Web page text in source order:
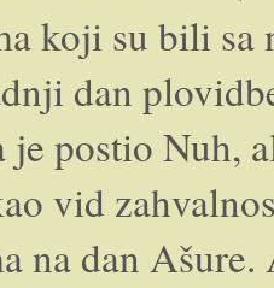
koji su bili sa
dan
je postio Nuh,
vid
na dan